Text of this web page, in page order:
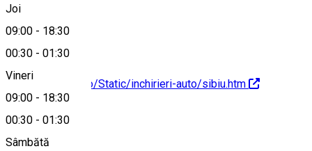
Joi
09:00 - 18:30
00:30 - 01:30
Vineri
09:00 - 18:30
00:30 - 01:30
Sâmbătă
sibiu@avis.ro
http://www.avis.ro/Static/inchirieri-auto/sibiu.htm